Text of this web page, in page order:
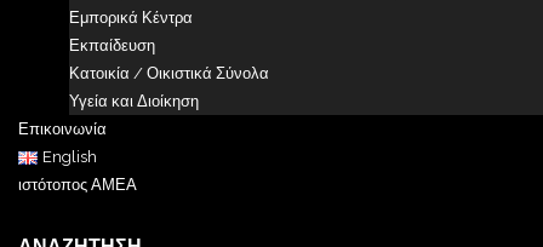
Εμπορικά Κέντρα
Εκπαίδευση
Κατοικία / Οικιστικά Σύνολα
Υγεία και Διοίκηση
Επικοινωνία
English
ιστότοπος ΑΜΕΑ